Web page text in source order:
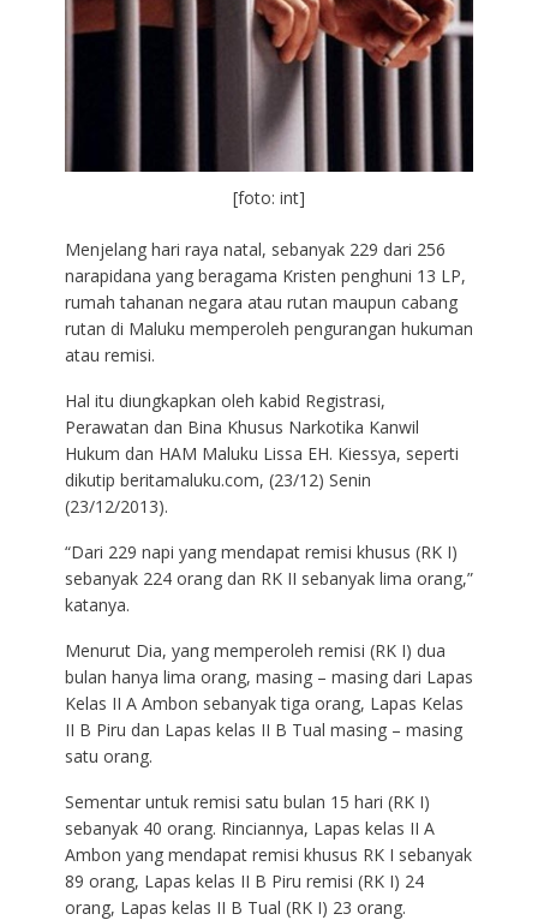
[foto: int]
Menjelang hari raya natal, sebanyak 229 dari 256
narapidana yang beragama Kristen penghuni 13 LP,
rumah tahanan negara atau rutan maupun cabang
rutan di Maluku memperoleh pengurangan hukuman
atau remisi.
Hal itu diungkapkan oleh kabid Registrasi,
Perawatan dan Bina Khusus Narkotika Kanwil
Hukum dan HAM Maluku Lissa EH. Kiessya, seperti
dikutip beritamaluku.com, (23/12) Senin
(23/12/2013).
“Dari 229 napi yang mendapat remisi khusus (RK I)
sebanyak 224 orang dan RK II sebanyak lima orang,”
katanya.
Menurut Dia, yang memperoleh remisi (RK I) dua
bulan hanya lima orang, masing – masing dari Lapas
Kelas II A Ambon sebanyak tiga orang, Lapas Kelas
II B Piru dan Lapas kelas II B Tual masing – masing
satu orang.
Sementar untuk remisi satu bulan 15 hari (RK I)
sebanyak 40 orang. Rinciannya, Lapas kelas II A
Ambon yang mendapat remisi khusus RK I sebanyak
89 orang, Lapas kelas II B Piru remisi (RK I) 24
orang, Lapas kelas II B Tual (RK I) 23 orang.